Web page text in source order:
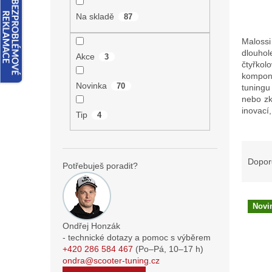
Na skladě 87
Akce 3
Novinka 70
Tip 4
Potřebuješ poradit?
Ondřej Honzák
- technické dotazy a pomoc s výběrem
+420 286 584 467 (Po–Pá, 10–17 h)
ondra@scooter-tuning.cz
nebo
V